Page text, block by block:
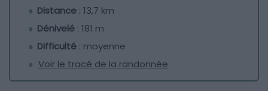
Distance : 13,7 km
Dénivelé : 181 m
Difficulté : moyenne
Voir le tracé de la randonnée